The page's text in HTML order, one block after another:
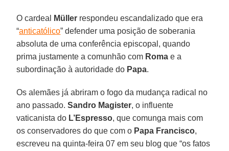
O cardeal Müller respondeu escandalizado que era
“anticatólico” defender uma posição de soberania
absoluta de uma conferência episcopal, quando
prima justamente a comunhão com Roma e a
subordinação à autoridade do Papa.
Os alemães já abriram o fogo da mudança radical no
ano passado.Sandro Magister, o influente
vaticanista do L’Espresso, que comunga mais com
os conservadores do que com o Papa Francisco,
escreveu na quinta-feira 07 em seu blog que “os fatos